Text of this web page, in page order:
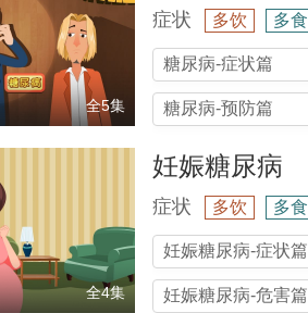
全5集
症状 多饮 多食
糖尿病-症状篇
糖尿病-预防篇
全4集
妊娠糖尿病
症状 多饮 多食
妊娠糖尿病-症状篇
妊娠糖尿病-危害篇